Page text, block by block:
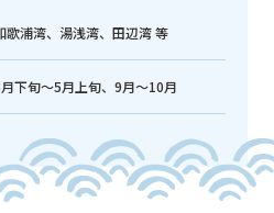
歌浦湾、湯浅湾、田辺湾 等
下旬〜5月上旬、9月～10月